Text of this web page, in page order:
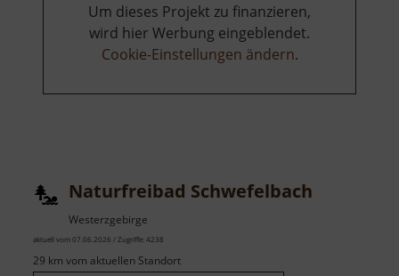
Um dieses Projekt zu finanzieren,
wird hier Werbung eingeblendet.
Cookie-Einstellungen ändern.
Naturfreibad Schwefelbach
Westerzgebirge
aktuell vom 07.06.2026 / Zugriffe: 4238
29 km vom aktuellen Standort